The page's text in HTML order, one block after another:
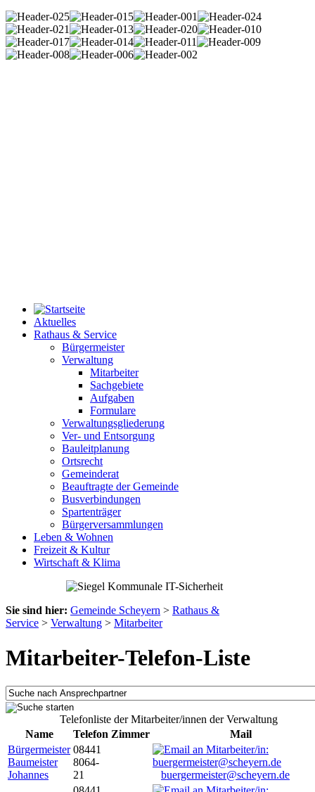
Aktuelles
Rathaus & Service
Bürgermeister
Verwaltung
Mitarbeiter
Sachgebiete
Aufgaben
Formulare
Verwaltungsgliederung
Ver- und Entsorgung
Bauleitplanung
Ortsrecht
Gemeinderat
Beauftragte der Gemeinde
Busverbindungen
Spartenträger
Bürgerversammlungen
Leben & Wohnen
Freizeit & Kultur
Wirtschaft & Klima
Sie sind hier: Gemeinde Scheyern > Rathaus &
Service > Verwaltung > Mitarbeiter
Mitarbeiter-Telefon-Liste
Telefonliste der Mitarbeiter/innen der Verwaltung
Name
Telefon Zimmer
Mail
Bürgermeister
Baumeister
Johannes
08441
8064-
21
buergermeister@scheyern.de